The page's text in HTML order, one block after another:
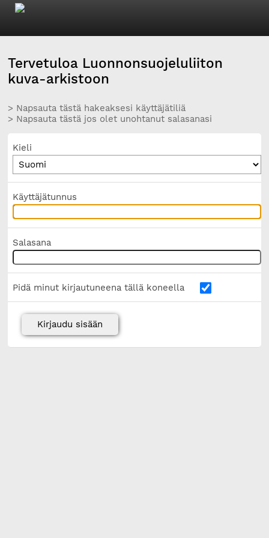
Tervetuloa Luonnonsuojeluliiton
kuva-arkistoon
> Napsauta tästä hakeaksesi käyttäjätiliä
> Napsauta tästä jos olet unohtanut salasanasi
Kieli
Käyttäjätunnus
Salasana
Pidä minut kirjautuneena tällä koneella